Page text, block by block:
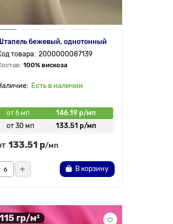
бежевый, однотонный
2000000087139
100% вискоза
Есть в наличии
от 6 мп
146.19 р/мп
от 30 мп
133.51 р/мп
133.51 р/мп
В корзину
115 гр/м²